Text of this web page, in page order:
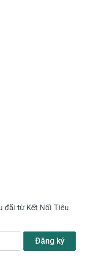
đãi từ Kết Nối Tiêu
Đăng ký